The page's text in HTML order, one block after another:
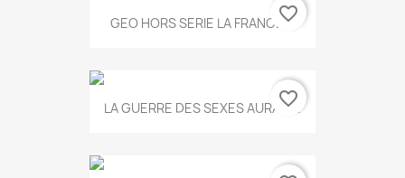
GEO HORS SERIE LA FRANCE...
favorite_border
LA GUERRE DES SEXES AURA T...
favorite_border